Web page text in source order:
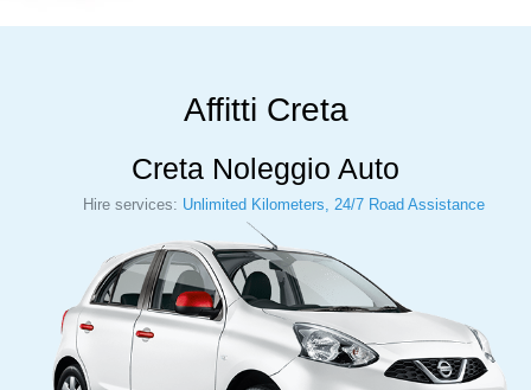
Affitti Creta
Creta Noleggio Auto
Hire services: Unlimited Kilometers, 24/7 Road Assistance